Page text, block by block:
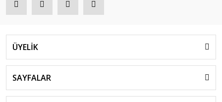
ÜYELİK
SAYFALAR